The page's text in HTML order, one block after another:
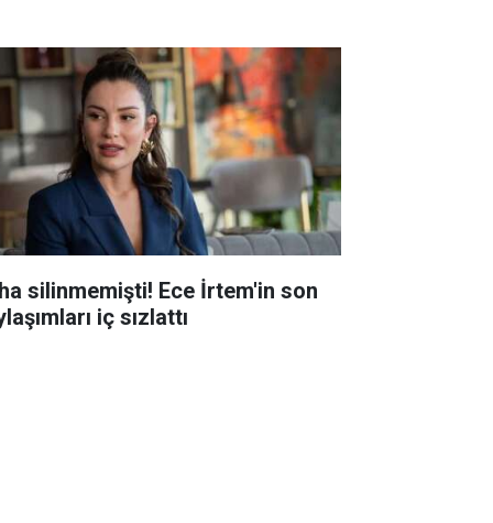
silinmemişti! Ece İrtem'in son
iç sızlattı